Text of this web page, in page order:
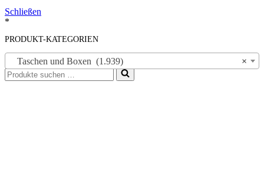
Schließen
*
PRODUKT-KATEGORIEN
×
Taschen und Boxen (1.939)
Suchen
nach …